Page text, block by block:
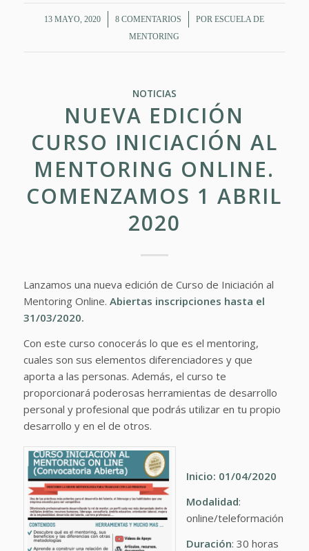
13 MAYO, 2020
/ 8 COMENTARIOS
/ PORESCUELA DE
MENTORING
NOTICIAS
NUEVA EDICIÓN
CURSO INICIACIÓN AL
MENTORING ONLINE.
COMENZAMOS 1 ABRIL
2020
Lanzamos una nueva edición de Curso de Iniciación al
Mentoring Online. Abiertas inscripciones hasta el
31/03/2020.
Con este curso conocerás lo que es el mentoring,
cuales son sus elementos diferenciadores y que
aporta a las personas. Además, el curso te
proporcionará poderosas herramientas de desarrollo
personal y profesional que podrás utilizar en tu propio
desarrollo y en el de otros.
Inicio: 01/04/2020
Modalidad:
online/teleformación
Duración: 30 horas